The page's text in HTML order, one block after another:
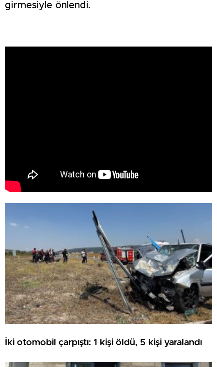
girmesiyle önlendi.
İki otomobil çarpıştı: 1 kişi öldü, 5 kişi yaralandı